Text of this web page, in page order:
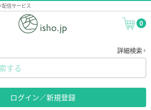
配信サービス
0
詳細検索
ログイン／新規登録